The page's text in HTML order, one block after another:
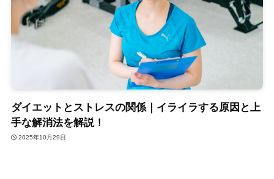
ダイエットとストレスの関係｜イライラする原因と上
手な解消法を解説！
2025年10月29日